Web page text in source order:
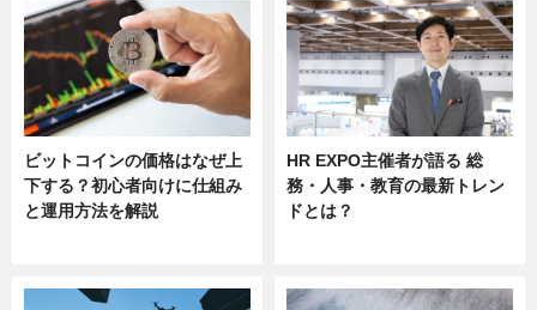
ビットコインの価格はなぜ上
下する？初心者向けに仕組み
と運用方法を解説
HR EXPO主催者が語る 総
務・人事・教育の最新トレン
ドとは？